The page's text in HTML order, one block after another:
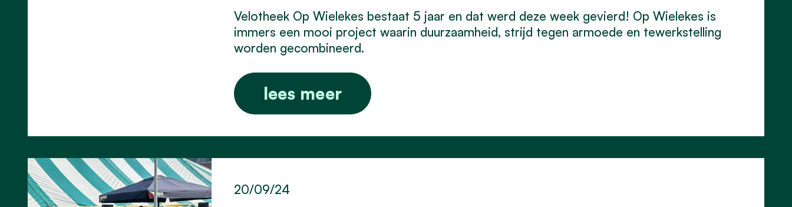
Velotheek Op Wielekes bestaat 5 jaar en dat werd deze week gevierd! Op Wielekes is
immers een mooi project waarin duurzaamheid, strijd tegen armoede en tewerkstelling
worden gecombineerd.
lees meer
20/09/24